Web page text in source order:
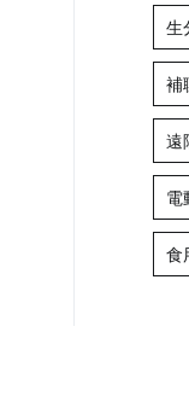
生
補
遠
電
食